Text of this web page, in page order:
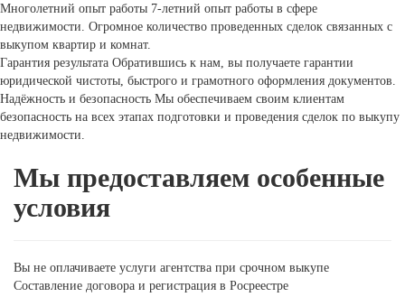
Многолетний опыт работы 7-летний опыт работы в сфере
недвижимости. Огромное количество проведенных сделок связанных с
выкупом квартир и комнат.
Гарантия результата Обратившись к нам, вы получаете гарантии
юридической чистоты, быстрого и грамотного оформления документов.
Надёжность и безопасность Мы обеспечиваем своим клиентам
безопасность на всех этапах подготовки и проведения сделок по выкупу
недвижимости.
Мы предоставляем особенные
условия
Вы не оплачиваете услуги агентства при срочном выкупе
Составление договора и регистрация в Росреестре